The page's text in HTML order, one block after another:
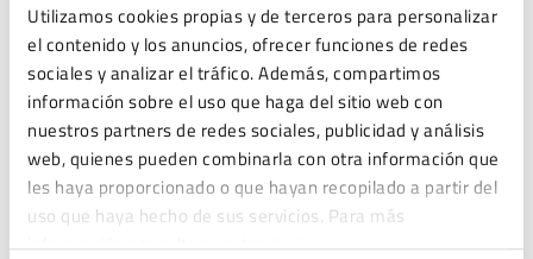
Utilizamos cookies propias y de terceros para personalizar
el contenido y los anuncios, ofrecer funciones de redes
sociales y analizar el tráfico. Además, compartimos
información sobre el uso que haga del sitio web con
nuestros partners de redes sociales, publicidad y análisis
web, quienes pueden combinarla con otra información que
les haya proporcionado o que hayan recopilado a partir del
uso que haya hecho de sus servicios. Para más
información consulte nuestraPolítica de cookies.
Web
Guarda mi nombre, correo electrónico y web en este
navegador para la próxima vez que comente.